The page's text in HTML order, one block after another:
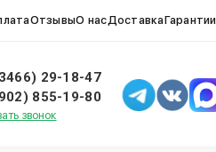
ОтзывыО насДоставкаГарантии
29-18-47
855-19-80
звонок